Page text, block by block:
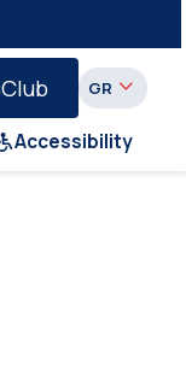
δρομολόγια
Accessibility